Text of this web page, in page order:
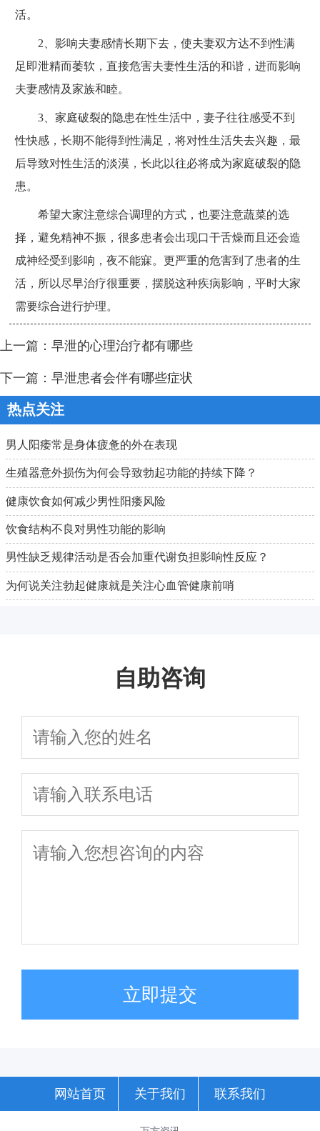
活。
2、影响夫妻感情长期下去，使夫妻双方达不到性满
足即泄精而萎软，直接危害夫妻性生活的和谐，进而影响
夫妻感情及家族和睦。
3、家庭破裂的隐患在性生活中，妻子往往感受不到
性快感，长期不能得到性满足，将对性生活失去兴趣，最
后导致对性生活的淡漠，长此以往必将成为家庭破裂的隐
患。
希望大家注意综合调理的方式，也要注意蔬菜的选
择，避免精神不振，很多患者会出现口干舌燥而且还会造
成神经受到影响，夜不能寐。更严重的危害到了患者的生
活，所以尽早治疗很重要，摆脱这种疾病影响，平时大家
需要综合进行护理。
上一篇： 早泄的心理治疗都有哪些
下一篇： 早泄患者会伴有哪些症状
热点关注
男人阳痿常是身体疲惫的外在表现
生殖器意外损伤为何会导致勃起功能的持续下降？
健康饮食如何减少男性阳痿风险
饮食结构不良对男性功能的影响
男性缺乏规律活动是否会加重代谢负担影响性反应？
为何说关注勃起健康就是关注心血管健康前哨
自助咨询
立即提交
网站首页 关于我们 联系我们